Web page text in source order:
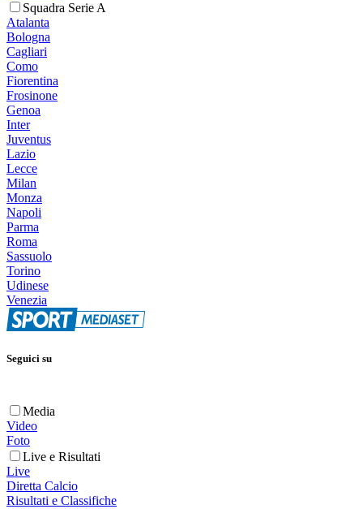
Squadra Serie A
Atalanta
Bologna
Cagliari
Como
Fiorentina
Frosinone
Genoa
Inter
Juventus
Lazio
Lecce
Milan
Monza
Napoli
Parma
Roma
Sassuolo
Torino
Udinese
Venezia
Seguici su
Media
Video
Foto
Live e Risultati
Live
Diretta Calcio
Risultati e Classifiche